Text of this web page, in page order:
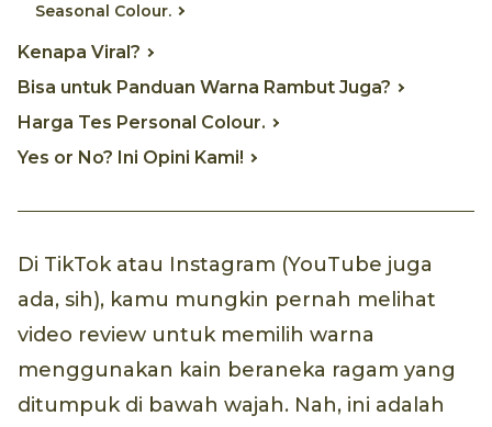
Seasonal Colour.
Kenapa Viral?
Bisa untuk Panduan Warna Rambut Juga?
Harga Tes Personal Colour.
Yes or No? Ini Opini Kami!
Di TikTok atau Instagram (YouTube juga
ada, sih), kamu mungkin pernah melihat
video review untuk memilih warna
menggunakan kain beraneka ragam yang
ditumpuk di bawah wajah. Nah, ini adalah